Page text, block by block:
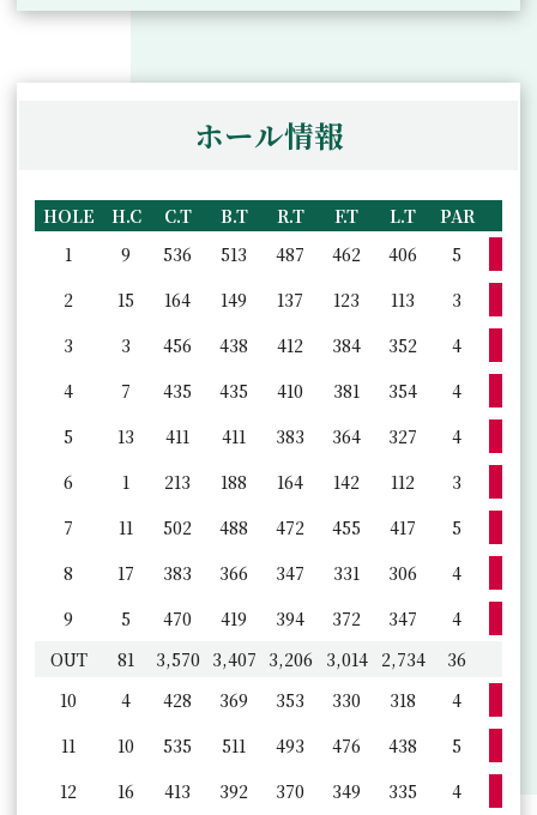
ホール情報
HOLE H.C C.T B.T R.T F.T L.T
PAR
1
9 536 513 487 462 406 5
2
15 164 149 137 123 113 3
3
3 456 438 412 384 352 4
4
7 435 435 410 381 354 4
5
13 411 411 383 364 327 4
6
1 213 188 164 142 112 3
7
11 502 488 472 455 417 5
8
17 383 366 347 331 306 4
9
5 470 419 394 372 347 4
OUT
81 3,570 3,407 3,206 3,014 2,734
36
10
4 428 369 353 330 318 4
11
10 535 511 493 476 438 5
12
16 413 392 370 349 335 4